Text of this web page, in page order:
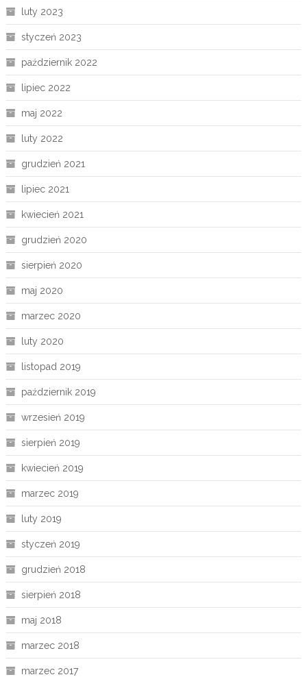
luty 2023
styczeń 2023
październik 2022
lipiec 2022
maj 2022
luty 2022
grudzień 2021
lipiec 2021
kwiecień 2021
grudzień 2020
sierpień 2020
maj 2020
marzec 2020
luty 2020
listopad 2019
październik 2019
wrzesień 2019
sierpień 2019
kwiecień 2019
marzec 2019
luty 2019
styczeń 2019
grudzień 2018
sierpień 2018
maj 2018
marzec 2018
marzec 2017